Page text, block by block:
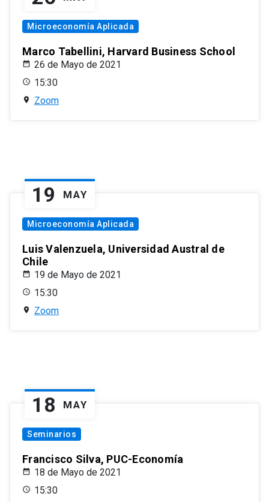
Microeconomía Aplicada
Marco Tabellini, Harvard Business School
26 de Mayo de 2021
15:30
Zoom
19 MAY
Microeconomía Aplicada
Luis Valenzuela, Universidad Austral de
Chile
19 de Mayo de 2021
15:30
Zoom
18 MAY
Seminarios
Francisco Silva, PUC-Economía
18 de Mayo de 2021
15:30